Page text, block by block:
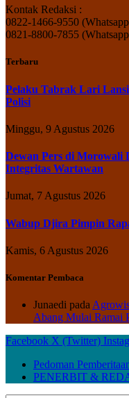
Kontak Redaksi :
0822-1466-9550
0821-8800-7855
Terbaru
Pelaku Tabrak Lari
Polisi
Minggu, 9 Agustus 2026
Dewan Pers di Morowali
Integritas Wartawan
Jumat, 7 Agustus 2026
Wabup Djira Pimpin
Kamis, 6 Agustus 2026
Komentar Pembaca
Junaedi pada
Abang Mulai Ramai
Facebook X (Twitter)
Pedoman
PENERBIT &